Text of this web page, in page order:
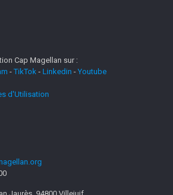
Cap Magellan sur :
-TikTok - Linkedin - Youtube
d'Utilisation